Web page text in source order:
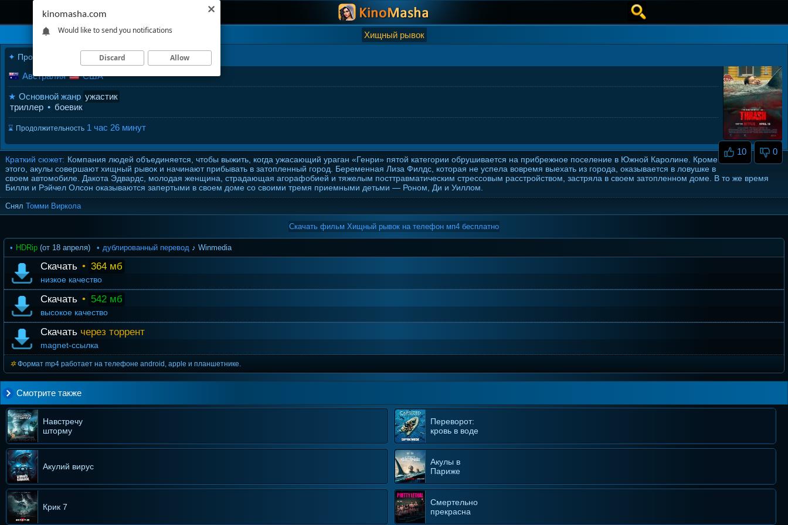
Хищный рывок
✦ Производство года Thrash
10 0
Австралия США
★ Основной жанр ужастик
триллер • боевик
⌛ Продолжительность 1 час 26 минут
Краткий сюжет: Компания людей объединяется, чтобы выжить, когда ужасающий ураган «Генри» пятой категории обрушивается на прибрежное поселение в Южной Каролине. Кроме
этого, акулы совершают хищный рывок и начинают прибывать в затопленный город. Беременная Лиза Филдс, которая не успела вовремя выехать из города, оказывается в ловушке в
своем автомобиле. Дакота Эдвардс, молодая женщина, страдающая агорафобией и тяжелым посттравматическим стрессовым расстройством, застряла в своем затопленном доме. В то же время
Билли и Рэйчел Олсон оказываются запертыми в своем доме со своими тремя приемными детьми — Роном, Ди и Уиллом.
Снял Томми Виркола
Скачать фильм Хищный рывок на телефон мп4 бесплатно
HDRip (от 18 апреля) дублированный перевод ♪ Winmedia
Скачать • 364 мб
низкое качество
Скачать • 542 мб
высокое качество
Скачать через торрент
magnet-ссылка
Формат mp4 работает на телефоне android, apple и планшетнике.
Смотрите также
Навстречу
шторму
Переворот:
кровь в воде
Акулий вирус
Акулы в
Париже
Крик 7
Смертельно
прекрасна
kinomasha.com
Would like to send you notifications
Discard Allow